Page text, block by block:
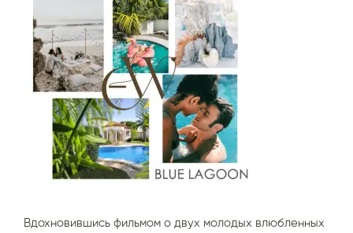
Вдохновившись фильмом о двух молодых влюбленных